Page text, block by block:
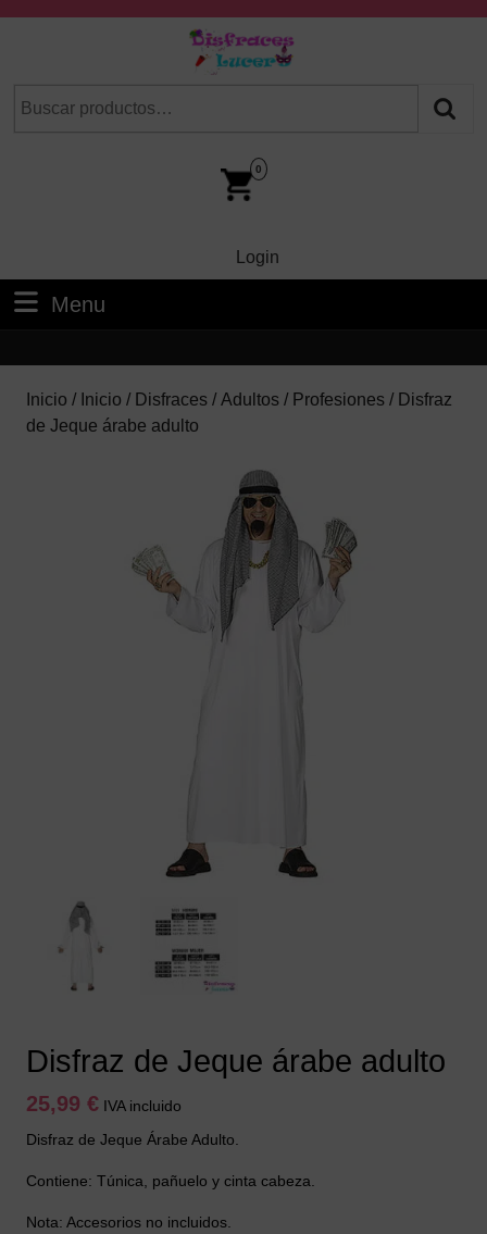
Cuando hay resultados autocompletados, puedes utilizar
0
LoginLogin
Menu
Inicio / Inicio / Disfraces / Adultos / Profesiones / Disfraz
de Jeque árabe adulto
Disfraz de Jeque árabe adulto
25,99 € IVA incluido
Disfraz de Jeque Árabe Adulto.
Contiene: Túnica, pañuelo y cinta cabeza.
Nota: Accesorios no incluidos.